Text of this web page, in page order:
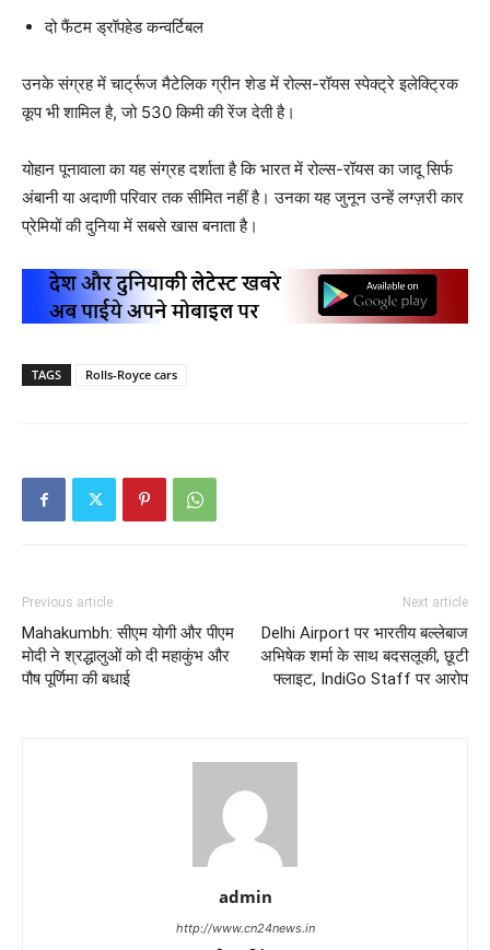
दो फैंटम ड्रॉपहेड कन्वर्टिबल
उनके संग्रह में चार्ट्रूज मैटेलिक ग्रीन शेड में रोल्स-रॉयस स्पेक्ट्रे इलेक्ट्रिक
कूप भी शामिल है, जो 530 किमी की रेंज देती है।
योहान पूनावाला का यह संग्रह दर्शाता है कि भारत में रोल्स-रॉयस का जादू सिर्फ
अंबानी या अदाणी परिवार तक सीमित नहीं है। उनका यह जुनून उन्हें लग्ज़री कार
प्रेमियों की दुनिया में सबसे खास बनाता है।
TAGS Rolls-Royce cars
Previous article
Mahakumbh: सीएम योगी और पीएम
मोदी ने श्रद्धालुओं को दी महाकुंभ और
पौष पूर्णिमा की बधाई
Next article
Delhi Airport पर भारतीय बल्लेबाज
अभिषेक शर्मा के साथ बदसलूकी, छूटी
फ्लाइट, IndiGo Staff पर आरोप
admin
http://www.cn24news.in